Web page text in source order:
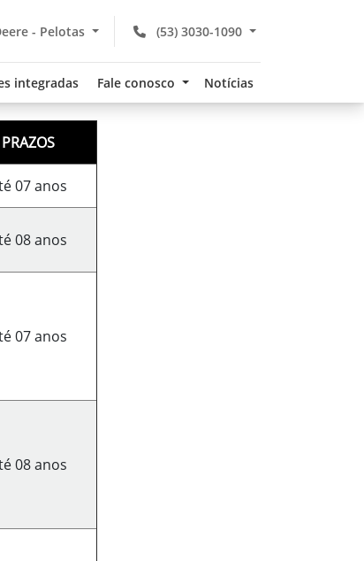
(53) 3030-1090
- Pelotas
integradas Fale conosco Notícias
PRAZOS
07 anos
08 anos
07 anos
08 anos